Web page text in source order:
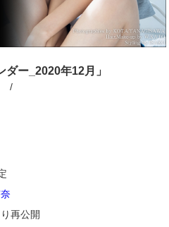
ダー_2020年12月」
/
再公開